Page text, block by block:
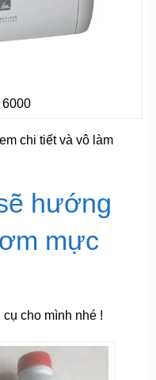
chi tiết và vô làm
hướng
mực
cho mình nhé !